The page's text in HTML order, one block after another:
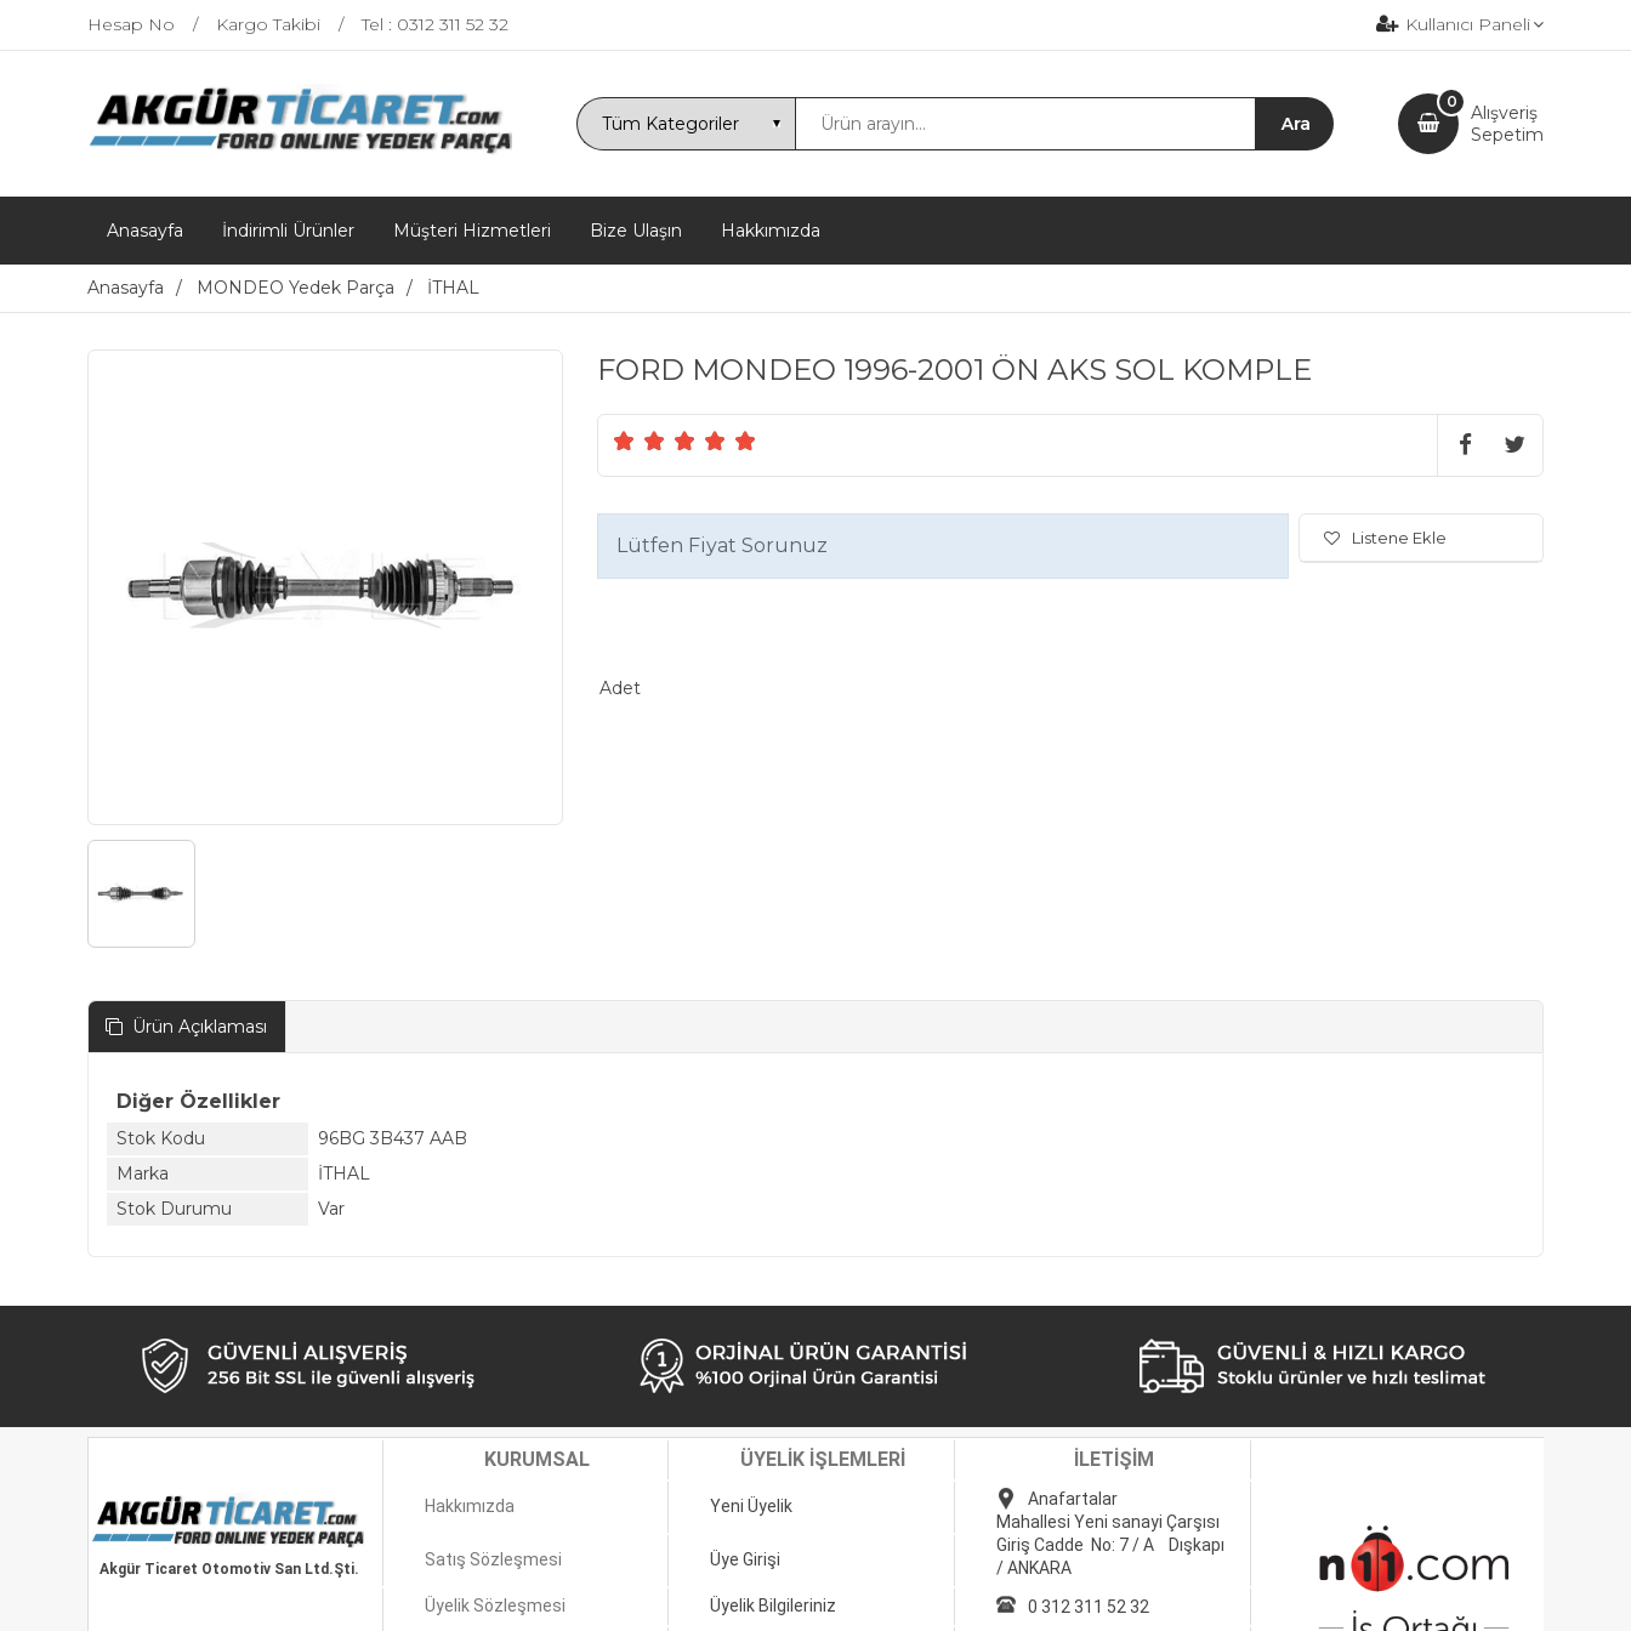
Hesap No Kargo Takibi Tel : 0312 311 52 32 Kullanıcı Paneli
Alışveriş
Sepetim
0
Anasayfa İndirimli Ürünler Müşteri Hizmetleri Bize Ulaşın Hakkımızda
Anasayfa MONDEO Yedek Parça İTHAL
FORD MONDEO 1996-2001 ÖN AKS SOL KOMPLE
Lütfen Fiyat Sorunuz
Adet
Listene Ekle
Ürün Açıklaması
Diğer Özellikler
Stok Kodu
96BG 3B437 AAB
Marka
İTHAL
Stok Durumu
Var
Akgür Ticaret Otomotiv San Ltd.Şti.
KURUMSAL ÜYELİK İŞLEMLERİ İLETİŞİM
Hakkımızda Yeni Üyelik
Anafartalar
Mahallesi Yeni sanayi Çarşısı
Giriş Cadde No: 7 / A Dışkapı
/ ANKARA
Satış Sözleşmesi Üye Girişi
Üyelik Sözleşmesi Üyelik Bilgileriniz 0 312 311 52 32